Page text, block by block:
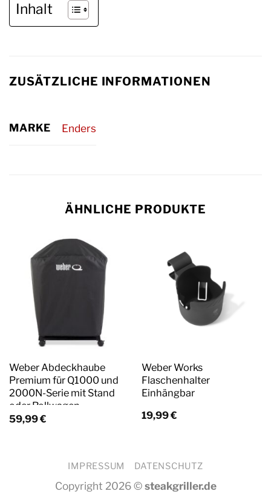
Inhalt
ZUSÄTZLICHE INFORMATIONEN
MARKE Enders
ÄHNLICHE PRODUKTE
Weber Abdeckhaube
Premium für Q1000 und
2000N-Serie mit Stand
oder Rollwagen
59,99€
Weber Works
Flaschenhalter
Einhängbar
19,99€
IMPRESSUM DATENSCHUTZ
Copyright 2026 ©steakgriller.de